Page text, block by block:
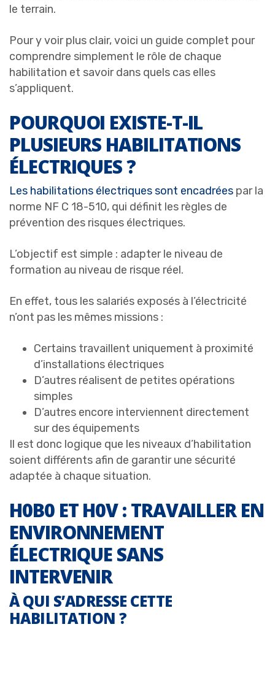
le terrain.
Pour y voir plus clair, voici un guide complet pour
comprendre simplement le rôle de chaque
habilitation et savoir dans quels cas elles
s’appliquent.
POURQUOI EXISTE-T-IL
PLUSIEURS HABILITATIONS
ÉLECTRIQUES ?
Les habilitations électriques sont encadrées par la
norme NF C 18-510, qui définit les règles de
prévention des risques électriques.
L’objectif est simple : adapter le niveau de
formation au niveau de risque réel.
En effet, tous les salariés exposés à l’électricité
n’ont pas les mêmes missions :
Certains travaillent uniquement à proximité
d’installations électriques
D’autres réalisent de petites opérations
simples
D’autres encore interviennent directement
sur des équipements
Il est donc logique que les niveaux d’habilitation
soient différents afin de garantir une sécurité
adaptée à chaque situation.
H0B0 ET H0V : TRAVAILLER EN
ENVIRONNEMENT
ÉLECTRIQUE SANS
INTERVENIR
À QUI S’ADRESSE CETTE
HABILITATION ?